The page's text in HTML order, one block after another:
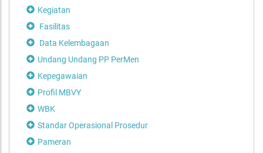
Kegiatan
Fasilitas
Data Kelembagaan
Undang Undang PP PerMen
Kepegawaian
Profil MBVY
WBK
Standar Operasional Prosedur
Pameran